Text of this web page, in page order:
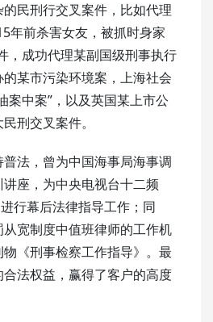
民刑行交叉案件，比如代理
年前杀害女友，被抓时身家
，成功代理某副国级刑事执行
某市污染环境案，上海社会
案中案”，以及英国某上市公
刑交叉案件。
法，曾为中国海事局海事调
座，为中央电视台十二频
行幕后法律指导工作；同
宽制度中值班律师的工作机
《刑事检察工作指导》。最
法权益，赢得了客户的高度